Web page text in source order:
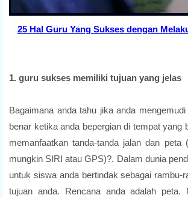
25 Hal Guru Yang Sukses dengan
1. guru sukses memiliki tujuan yang jelas
Bagaimana anda tahu jika anda
benar ketika anda bepergian di tempat yang
memanfaatkan tanda-tanda jalan dan peta
mungkin SIRI atau GPS)?. Dalam dunia
untuk siswa anda bertindak sebagai rambu-
tujuan anda. Rencana anda adalah peta.